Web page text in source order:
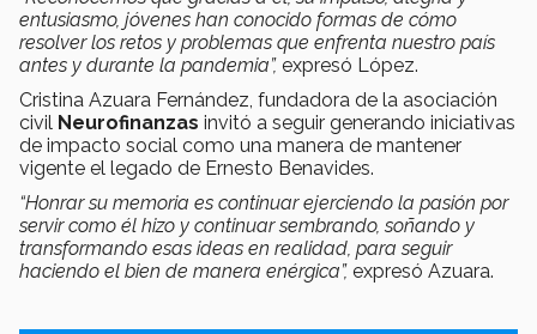
entusiasmo, jóvenes han conocido formas de cómo
resolver los retos y problemas que enfrenta nuestro país
antes y durante la pandemia”, expresó López.
Cristina Azuara Fernández, fundadora de la asociación
civil Neurofinanzas invitó a seguir generando iniciativas
de impacto social como una manera de mantener
vigente el legado de Ernesto Benavides.
“Honrar su memoria es continuar ejerciendo la pasión por
servir como él hizo y continuar sembrando, soñando y
transformando esas ideas en realidad, para seguir
haciendo el bien de manera enérgica”, expresó Azuara.